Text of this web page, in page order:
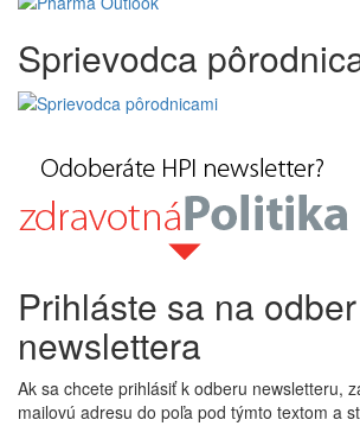
Sprievodca
Prihláste sa na odber
newslettera
Ak sa chcete prihlásiť k odberu newsletteru,
mailovú adresu do poľa pod týmto textom a